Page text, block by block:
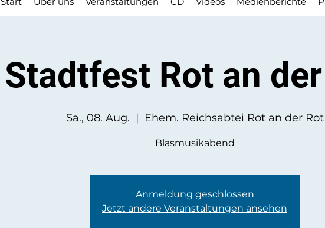
Stadtfest Rot an
Sa., 08. Aug.
  |
Ehem. Reichsabtei Rot an der Rot
Blasmusikabend
Anmeldung geschlossen
Jetzt andere Veranstaltungen ansehen